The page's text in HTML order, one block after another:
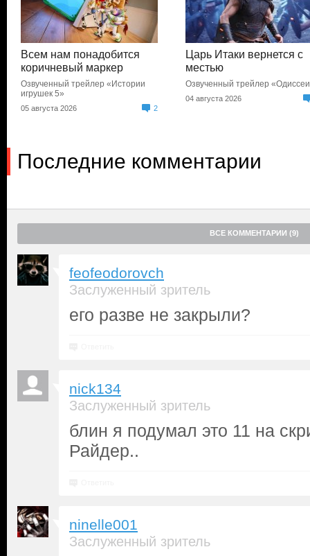
Всем нам понадобится
коричневый маркер
Озвученный трейлер «Истории
игрушек 5»
05 августа 2026 2
Царь Итаки вернется с
местью
Озвученный трейлер
04 августа 2026
Последние комментарии
ВСЕ КОММЕНТАРИИ (9)
feofeodorovch
Заслуженный зритель
его разве не закрыли?
nick134
Заслуженный зритель
блин я подумал это 11 на
Райдер..
ninelle001
Заслуженный зритель